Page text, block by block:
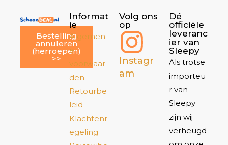
Bestelling
annuleren
(herroepen)
>>
Informat
ie
Algemen
e
voorwaar
den
Retourbe
leid
Klachtenr
egeling
Volg ons
op
Instagr
am
Dé
officiële
leveranc
ier van
Sleepy
Als trotse
importeu
r van
Sleepy
zijn wij
verheugd